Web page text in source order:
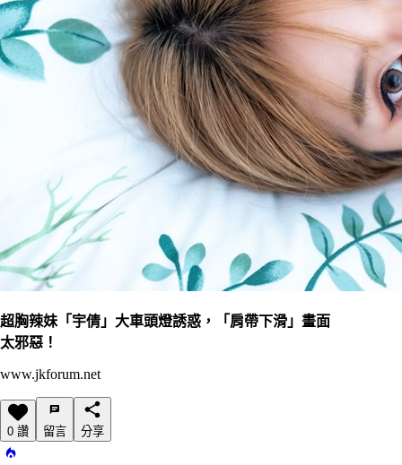
超胸辣妹「宇倩」大車頭燈誘惑，「肩帶下滑」畫面
太邪惡！
www.jkforum.net
0 讚 留言 分享